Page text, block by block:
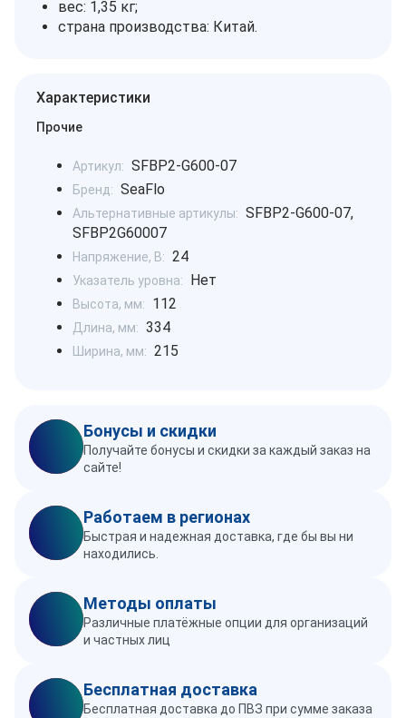
вес: 1,35 кг;
страна производства: Китай.
Характеристики
Прочие
Артикул: SFBP2-G600-07
Бренд: SeaFlo
Альтернативные артикулы: SFBP2-G600-07,
SFBP2G60007
Напряжение, В: 24
Указатель уровна: Нет
Высота, мм: 112
Длина, мм: 334
Ширина, мм: 215
Бонусы и скидки
Получайте бонусы и скидки за каждый заказ на
сайте!
Работаем в регионах
Быстрая и надежная доставка, где бы вы ни
находились.
Методы оплаты
Различные платёжные опции для организаций
и частных лиц
Бесплатная доставка
Бесплатная доставка до ПВЗ при сумме заказа